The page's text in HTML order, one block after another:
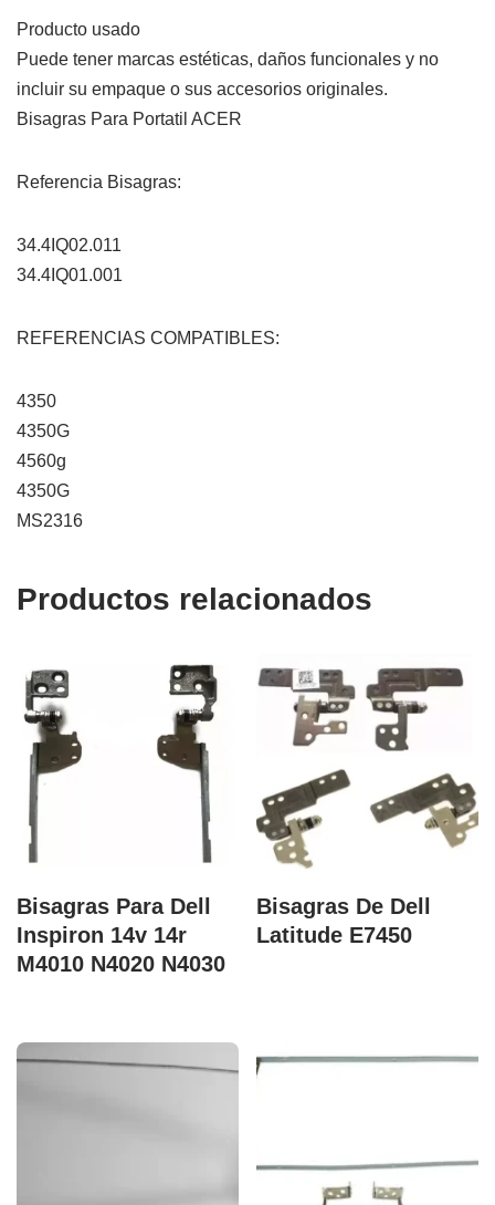
Producto usado
Puede tener marcas estéticas, daños funcionales y no
incluir su empaque o sus accesorios originales.
Bisagras Para Portatil ACER
Referencia Bisagras:
34.4IQ02.011
34.4IQ01.001
REFERENCIAS COMPATIBLES:
4350
4350G
4560g
4350G
MS2316
Productos relacionados
Bisagras Para Dell
Inspiron 14v 14r
M4010 N4020 N4030
Bisagras De Dell
Latitude E7450